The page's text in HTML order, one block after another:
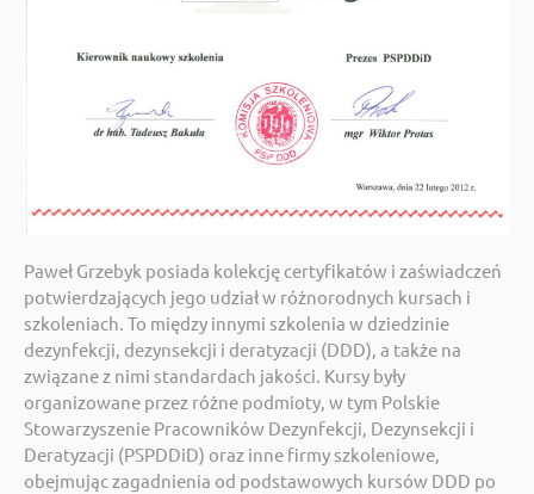
Paweł Grzebyk posiada kolekcję certyfikatów i zaświadczeń
potwierdzających jego udział w różnorodnych kursach i
szkoleniach. To między innymi szkolenia w dziedzinie
dezynfekcji, dezynsekcji i deratyzacji (DDD), a także na
związane z nimi standardach jakości. Kursy były
organizowane przez różne podmioty, w tym Polskie
Stowarzyszenie Pracowników Dezynfekcji, Dezynsekcji i
Deratyzacji (PSPDDiD) oraz inne firmy szkoleniowe,
obejmując zagadnienia od podstawowych kursów DDD po